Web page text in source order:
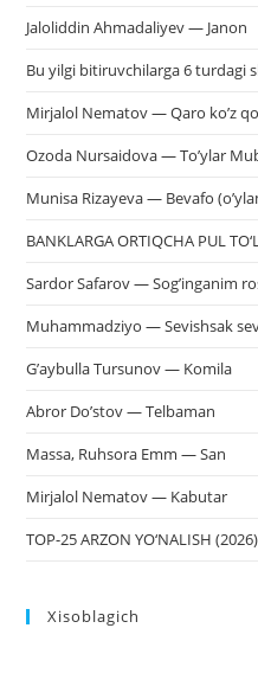
Jaloliddin Ahmadaliyev — Janon
Bu yilgi bitiruvchilarga 6 turdagi
Mirjalol Nematov — Qaro ko’z
Ozoda Nursaidova — To’ylar
Munisa Rizayeva — Bevafo
BANKLARGA ORTIQCHA PUL
Sardor Safarov — Sog’inganim
Muhammadziyo — Sevishsak
G’aybulla Tursunov — Komila
Abror Do’stov — Telbaman
Massa, Ruhsora Emm — San
Mirjalol Nematov — Kabutar
TOP-25 ARZON YO‘NALISH (2026)
Xisoblagich